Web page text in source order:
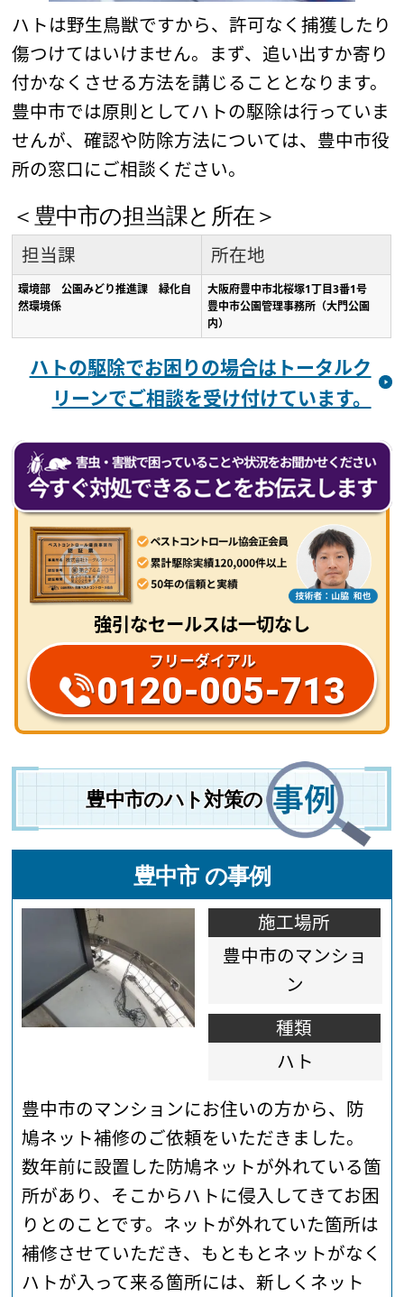
ハトは野生鳥獣ですから、許可なく捕獲したり
傷つけてはいけません。まず、追い出すか寄り
付かなくさせる方法を講じることとなります。
豊中市では原則としてハトの駆除は行っていま
せんが、確認や防除方法については、豊中市役
所の窓口にご相談ください。
＜豊中市の担当課と所在＞
担当課 所在地
環境部 公園みどり推進課 緑化自
然環境係
大阪府豊中市北桜塚1丁目3番1号
豊中市公園管理事務所（大門公園
内）
ハトの駆除でお困りの場合はトータルク
リーンでご相談を受け付けています。
強引なセールスは一切なし
フリーダイアル
0120-005-713
豊中市のハト対策の
豊中市 の事例
施工場所
豊中市のマンショ
ン
種類
ハト
豊中市のマンションにお住いの方から、防
鳩ネット補修のご依頼をいただきました。
数年前に設置した防鳩ネットが外れている箇
所があり、そこからハトに侵入してきてお困
りとのことです。ネットが外れていた箇所は
補修させていただき、もともとネットがなく
ハトが入って来る箇所には、新しくネット